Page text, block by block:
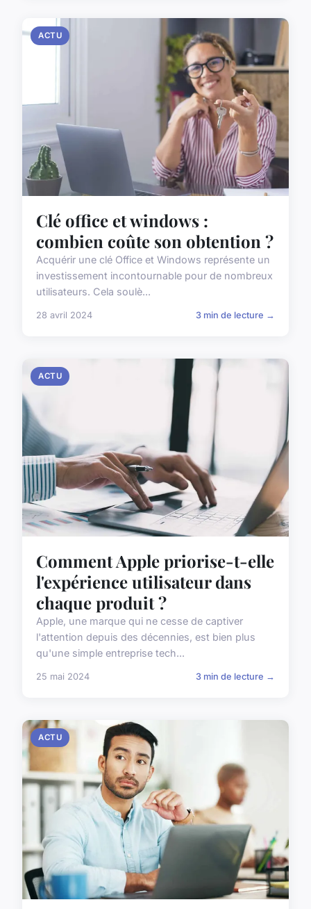
ACTU
Clé office et windows :
combien coûte son obtention ?
Acquérir une clé Office et Windows représente un
investissement incontournable pour de nombreux
utilisateurs. Cela soulè...
28 avril 2024 3 min de lecture →
ACTU
Comment Apple priorise-t-elle
l'expérience utilisateur dans
chaque produit ?
Apple, une marque qui ne cesse de captiver
l'attention depuis des décennies, est bien plus
qu'une simple entreprise tech...
25 mai 2024 3 min de lecture →
ACTU